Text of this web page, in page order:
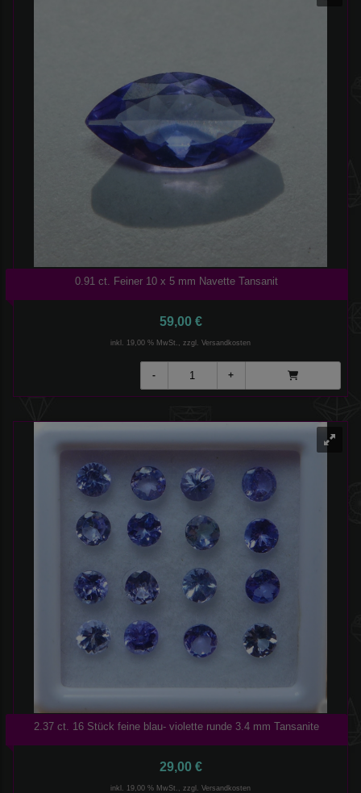
0.91 ct. Feiner 10 x 5 mm Navette Tansanit
59,00 €
inkl. 19,00 % MwSt., zzgl. Versandkosten
2.37 ct. 16 Stück feine blau- violette runde 3.4 mm Tansanite
29,00 €
inkl. 19,00 % MwSt., zzgl. Versandkosten